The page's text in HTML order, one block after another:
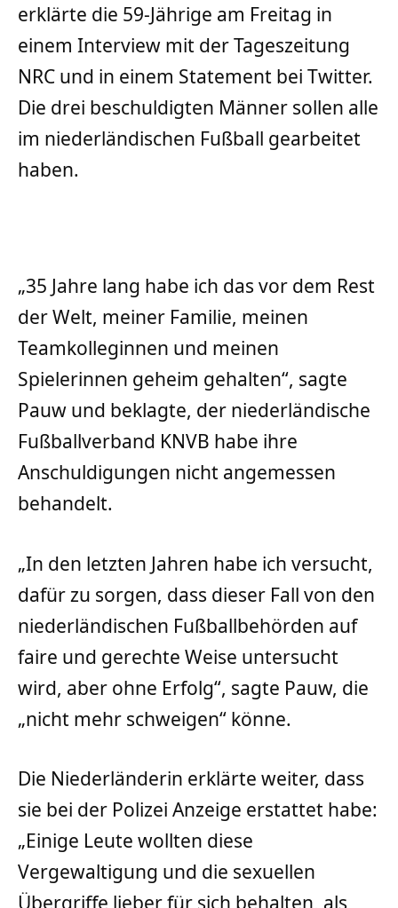
erklärte die 59-Jährige am Freitag in
einem Interview mit der Tageszeitung
NRC und in einem Statement bei Twitter.
Die drei beschuldigten Männer sollen alle
im niederländischen Fußball gearbeitet
haben.
„35 Jahre lang habe ich das vor dem Rest
der Welt, meiner Familie, meinen
Teamkolleginnen und meinen
Spielerinnen geheim gehalten“, sagte
Pauw und beklagte, der niederländische
Fußballverband KNVB habe ihre
Anschuldigungen nicht angemessen
behandelt.
„In den letzten Jahren habe ich versucht,
dafür zu sorgen, dass dieser Fall von den
niederländischen Fußballbehörden auf
faire und gerechte Weise untersucht
wird, aber ohne Erfolg“, sagte Pauw, die
„nicht mehr schweigen“ könne.
Die Niederländerin erklärte weiter, dass
sie bei der Polizei Anzeige erstattet habe:
„Einige Leute wollten diese
Vergewaltigung und die sexuellen
Übergriffe lieber für sich behalten, als